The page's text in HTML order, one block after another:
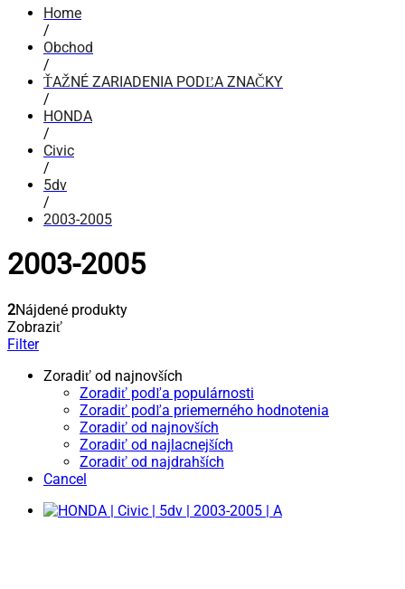
Home
/
Obchod
/
ŤAŽNÉ ZARIADENIA PODĽA ZNAČKY
/
HONDA
/
Civic
/
5dv
/
2003-2005
2003-2005
2Nájdené produkty
Zobraziť
Filter
Zoradiť od najnovších
Zoradiť podľa populárnosti
Zoradiť podľa priemerného hodnotenia
Zoradiť od najnovších
Zoradiť od najlacnejších
Zoradiť od najdrahších
Cancel